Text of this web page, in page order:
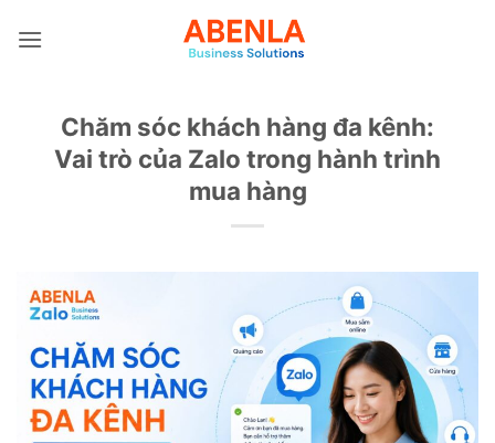
qua
Chăm sóc khách hàng đa kênh:
Vai trò của Zalo trong hành trình
mua hàng